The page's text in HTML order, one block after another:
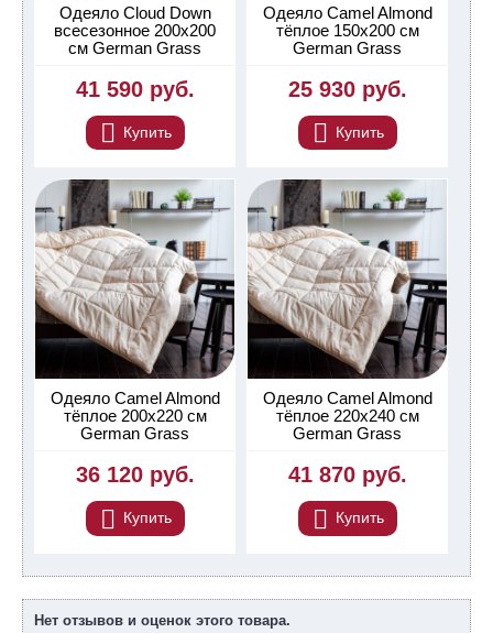
Одеяло Cloud Down
всесезонное 200х200
см German Grass
41 590 руб.
Купить
Одеяло Camel Almond
тёплое 150х200 см
German Grass
25 930 руб.
Купить
Одеяло Camel Almond
тёплое 200х220 см
German Grass
36 120 руб.
Купить
Одеяло Camel Almond
тёплое 220х240 см
German Grass
41 870 руб.
Купить
Нет отзывов и оценок этого товара.